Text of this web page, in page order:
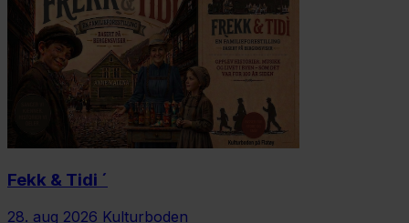
Fekk & Tidi ´
28. aug 2026 Kulturboden